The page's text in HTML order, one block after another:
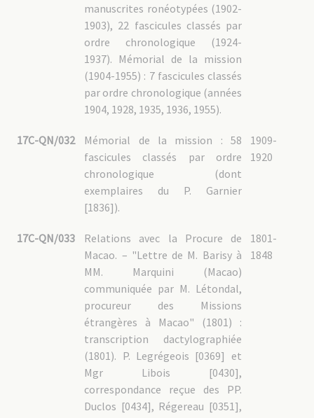
manuscrites ronéotypées (1902-
1903), 22 fascicules classés par
ordre chronologique (1924-
1937). Mémorial de la mission
(1904-1955) : 7 fascicules classés
par ordre chronologique (années
1904, 1928, 1935, 1936, 1955).
17C-QN/032
1909-
1920
Mémorial de la mission : 58
fascicules classés par ordre
chronologique (dont
exemplaires du P. Garnier
[1836]).
17C-QN/033
1801-
1848
Relations avec la Procure de
Macao. – "Lettre de M. Barisy à
MM. Marquini (Macao)
communiquée par M. Létondal,
procureur des Missions
étrangères à Macao" (1801) :
transcription dactylographiée
(1801). P. Legrégeois [0369] et
Mgr Libois [0430],
correspondance reçue des PP.
Duclos [0434], Régereau [0351],